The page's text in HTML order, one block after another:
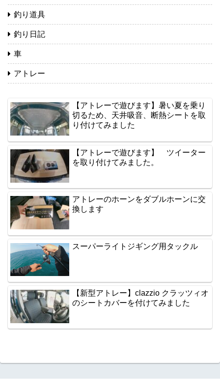
釣り道具
釣り日記
車
アトレー
【アトレーで遊びます】暑い夏を乗り
切るため、天井吸音、断熱シートを取
り付けてみました
【アトレーで遊びます】 ツイーター
を取り付けてみました。
アトレーのホーンをダブルホーンに交
換します
スーパーライトジギング用タックル
【新型アトレー】clazzio クラッツィオ
のシートカバーを付けてみました